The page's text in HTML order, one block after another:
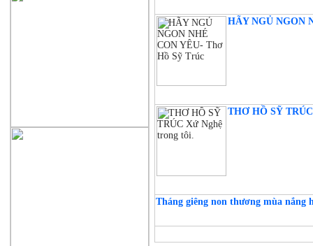
HÃY NGỦ NGON
THƠ HỒ SỸ
Tháng giêng non thương mùa nắng